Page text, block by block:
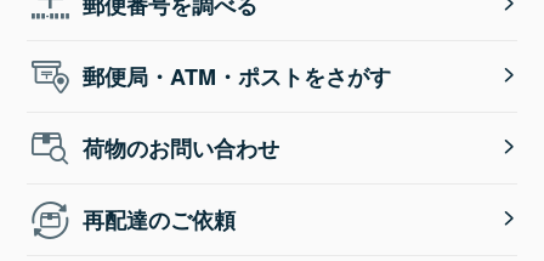
郵便局・ATM・ポストをさがす
荷物のお問い合わせ
再配達のご依頼